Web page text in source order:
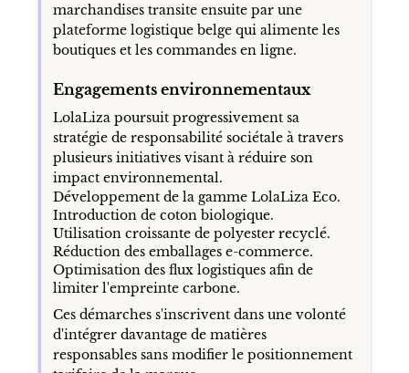
marchandises transite ensuite par une
plateforme logistique belge qui alimente les
boutiques et les commandes en ligne.
Engagements environnementaux
LolaLiza poursuit progressivement sa
stratégie de responsabilité sociétale à travers
plusieurs initiatives visant à réduire son
impact environnemental.
Développement de la gamme LolaLiza Eco.
Introduction de coton biologique.
Utilisation croissante de polyester recyclé.
Réduction des emballages e-commerce.
Optimisation des flux logistiques afin de
limiter l'empreinte carbone.
Ces démarches s'inscrivent dans une volonté
d'intégrer davantage de matières
responsables sans modifier le positionnement